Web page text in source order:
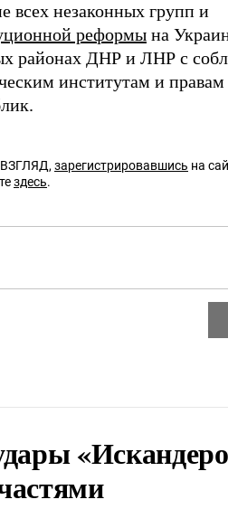
незаконных групп и
реформы на
районах ДНР и ЛНР с
институтам и правам
зарегистрировавшись на
здесь.